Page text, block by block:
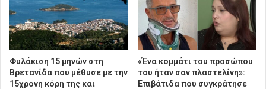
Φυλάκιση 15 μηνών στη
Βρετανίδα που μέθυσε με την
15χρονη κόρη της και
«Ένα κομμάτι του προσώπου
του ήταν σαν πλαστελίνη»:
Επιβάτιδα που συγκράτησε